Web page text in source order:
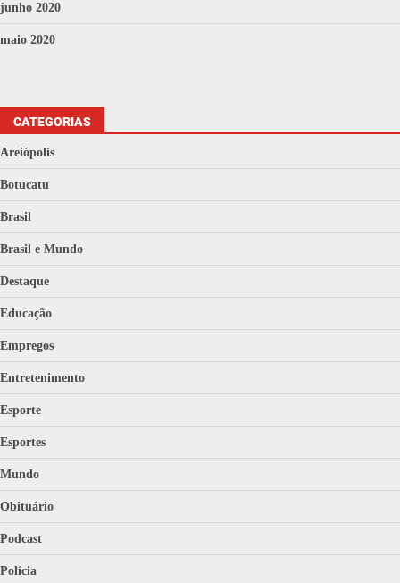
junho 2020
maio 2020
CATEGORIAS
Areiópolis
Botucatu
Brasil
Brasil e Mundo
Destaque
Educação
Empregos
Entretenimento
Esporte
Esportes
Mundo
Obituário
Podcast
Polícia